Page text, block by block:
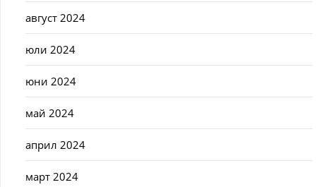
август 2024
юли 2024
юни 2024
май 2024
април 2024
март 2024